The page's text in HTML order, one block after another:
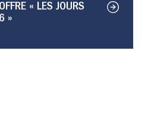
« LES JOURS
»